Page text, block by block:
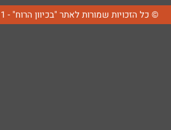
© כל הזכויות שמורות לאתר "בכיוון הרוח" - 2011 טל: 050-8517840